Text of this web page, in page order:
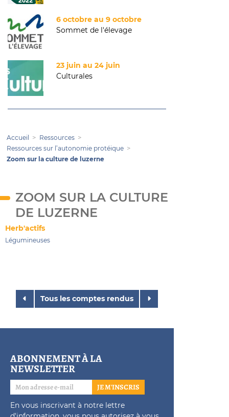
6 octobre au 9 octobre
Sommet de l'élevage
23 juin au 24 juin
Culturales
Accueil
Ressources
Ressources sur l’autonomie protéique
Zoom sur la culture de luzerne
ZOOM SUR LA CULTURE
DE LUZERNE
Herb'actifs
Légumineuses
Tous les comptes rendus
ABONNEMENT À LA
NEWSLETTER
JE M'INSCRIS
En vous inscrivant à notre lettre